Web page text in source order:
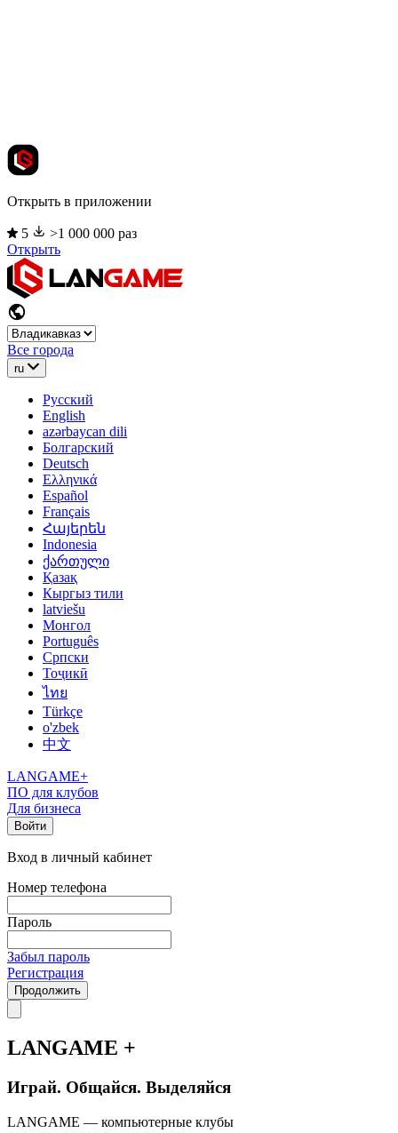
Открыть в приложении
5
>1 000 000 раз
Открыть
Все города
ru
Русский
English
azərbaycan dili
Болгарский
Deutsch
Ελληνικά
Español
Français
Հայերեն
Indonesia
ქართული
Қазақ
Кыргыз тили
latviešu
Монгол
Português
Српски
Тоҷикӣ
ไทย
Türkçe
o'zbek
中文
LANGAME+
ПО для клубов
Для бизнеса
Войти
Вход в личный кабинет
Номер телефона
Пароль
Забыл пароль
Регистрация
Продолжить
LANGAME +
Играй. Общайся. Выделяйся
LANGAME — компьютерные клубы